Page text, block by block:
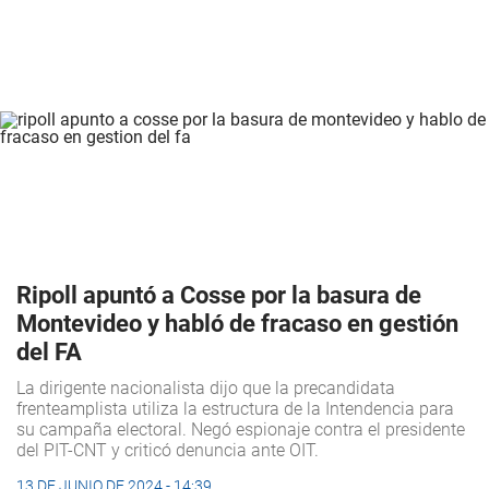
Ripoll apuntó a Cosse por la basura de
Montevideo y habló de fracaso en gestión
del FA
La dirigente nacionalista dijo que la precandidata
frenteamplista utiliza la estructura de la Intendencia para
su campaña electoral. Negó espionaje contra el presidente
del PIT-CNT y criticó denuncia ante OIT.